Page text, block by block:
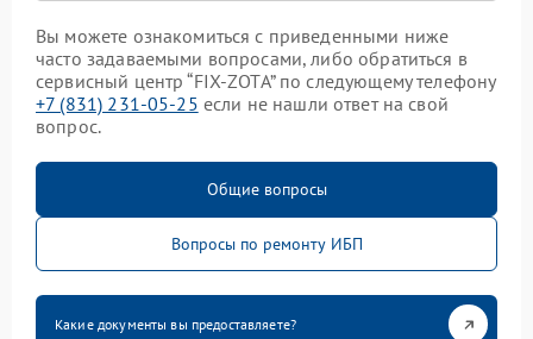
Вы можете ознакомиться с приведенными ниже
часто задаваемыми вопросами, либо обратиться в
сервисный центр “FIX-ZOTA” по следующему телефону
+7 (831) 231-05-25 если не нашли ответ на свой
вопрос.
Общие вопросы
Вопросы по ремонту ИБП
Какие документы вы предоставляете?